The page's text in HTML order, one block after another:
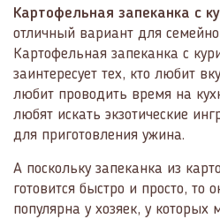
Картофельная запеканка с
отличный вариант для
Картофельная запеканка с
заинтересует тех, кто любит
любит проводить время на
любят искать экзотические
для приготовления ужина.
А поскольку запеканка из
готовится быстро и просто, то
популярна у хозяек, у